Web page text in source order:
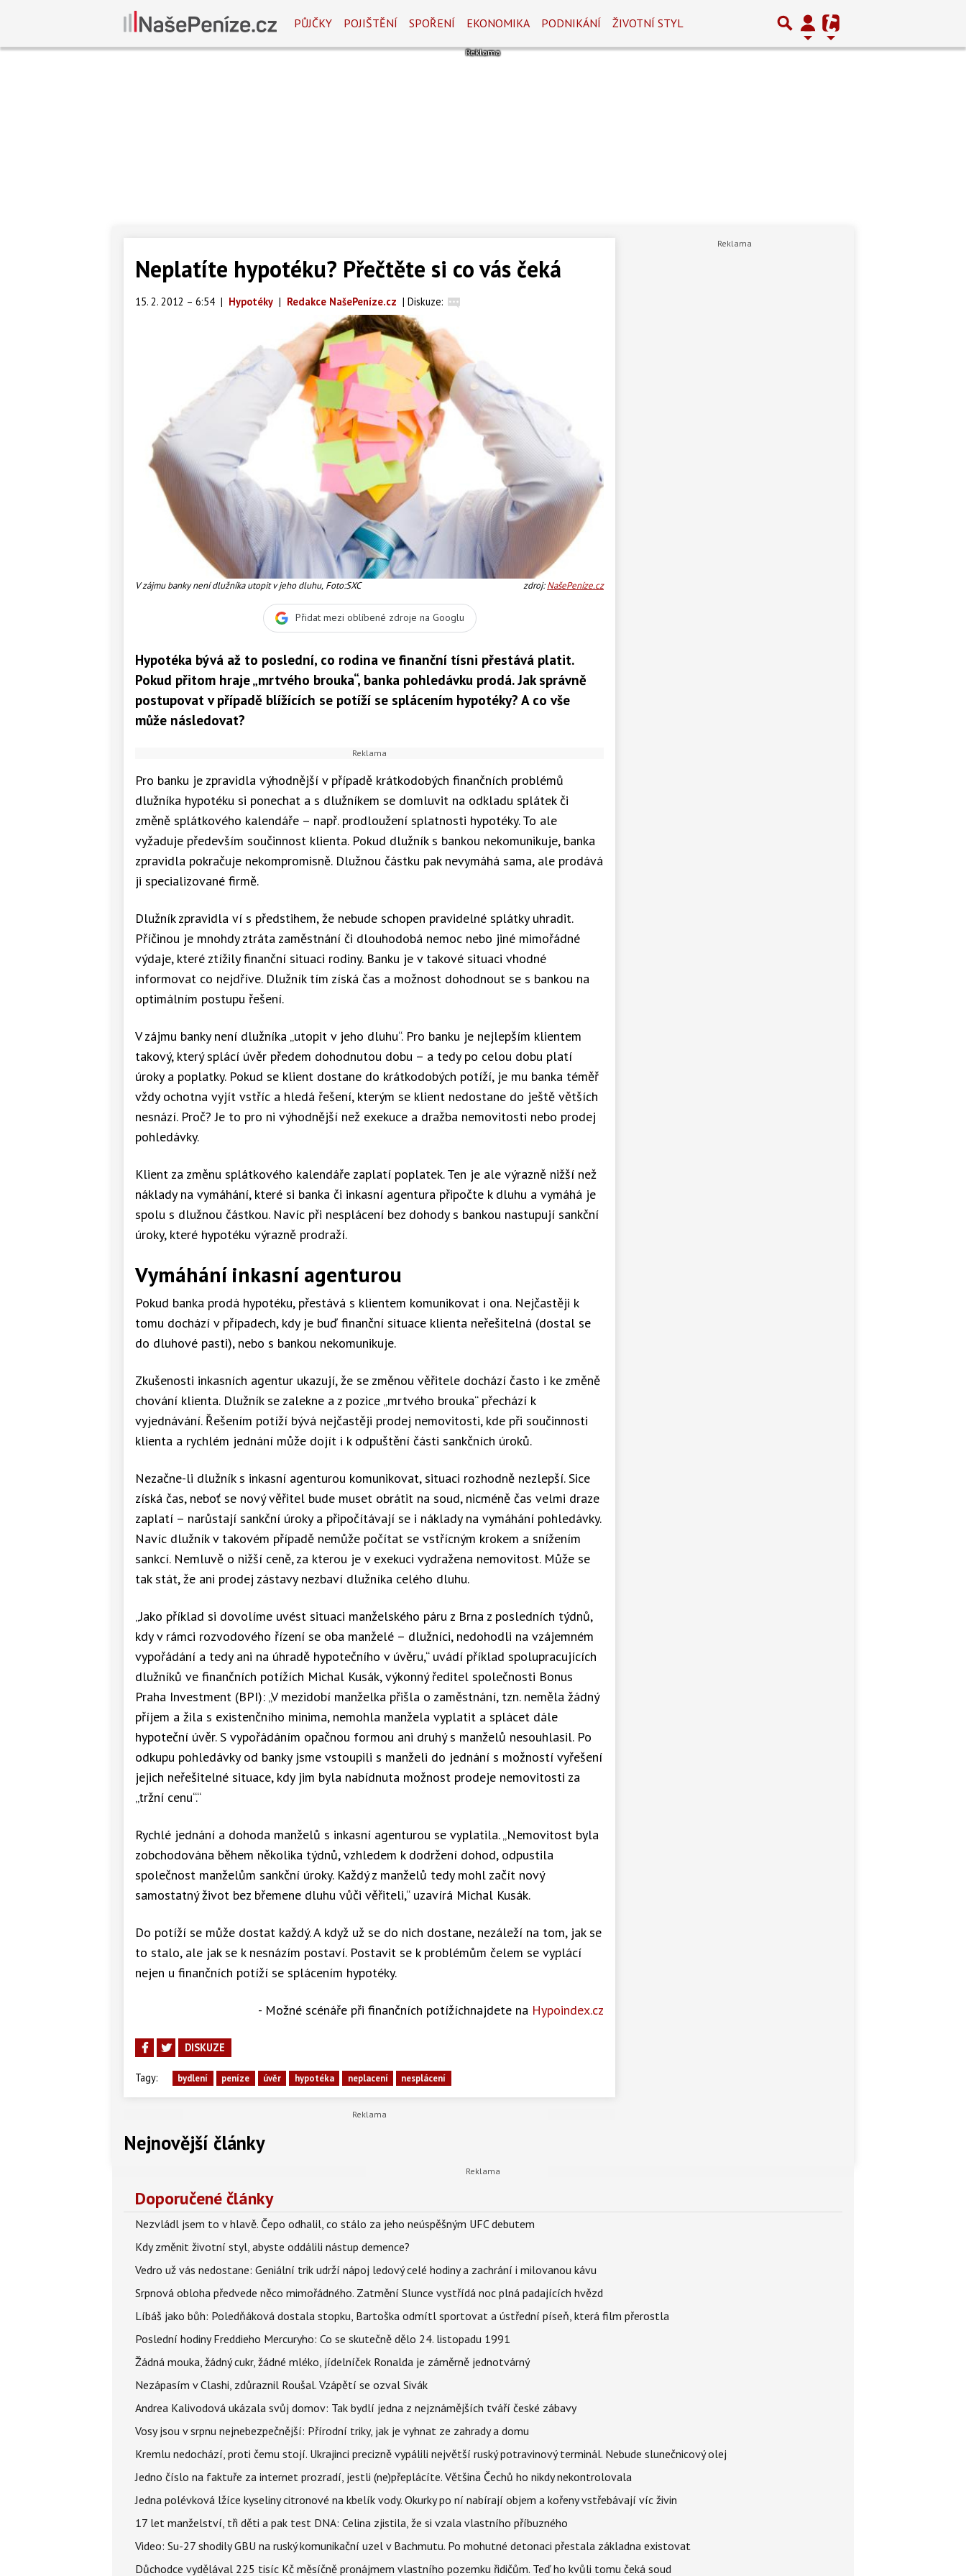
PŮJČKY POJIŠTĚNÍ SPOŘENÍ EKONOMIKA PODNIKÁNÍ ŽIVOTNÍ STYL
Neplatíte hypotéku? Přečtěte si co vás čeká
15. 2. 2012 – 6:54 | Hypotéky | Redakce NašePeníze.cz | Diskuze:
V zájmu banky není dlužníka utopit v jeho dluhu, Foto:SXC zdroj:NašePeníze.cz
Přidat mezi oblíbené zdroje na Googlu
Hypotéka bývá až to poslední, co rodina ve finanční tísni přestává platit.
Pokud přitom hraje „mrtvého brouka“, banka pohledávku prodá. Jak správně
postupovat v případě blížících se potíží se splácením hypotéky? A co vše
může následovat?
Pro banku je zpravidla výhodnější v případě krátkodobých finančních problémů
dlužníka hypotéku si ponechat a s dlužníkem se domluvit na odkladu splátek či
změně splátkového kalendáře – např. prodloužení splatnosti hypotéky. To ale
vyžaduje především součinnost klienta. Pokud dlužník s bankou nekomunikuje, banka
zpravidla pokračuje nekompromisně. Dlužnou částku pak nevymáhá sama, ale prodává
ji specializované firmě.
Dlužník zpravidla ví s předstihem, že nebude schopen pravidelné splátky uhradit.
Příčinou je mnohdy ztráta zaměstnání či dlouhodobá nemoc nebo jiné mimořádné
výdaje, které ztížily finanční situaci rodiny. Banku je v takové situaci vhodné
informovat co nejdříve. Dlužník tím získá čas a možnost dohodnout se s bankou na
optimálním postupu řešení.
V zájmu banky není dlužníka „utopit v jeho dluhu“. Pro banku je nejlepším klientem
takový, který splácí úvěr předem dohodnutou dobu – a tedy po celou dobu platí
úroky a poplatky. Pokud se klient dostane do krátkodobých potíží, je mu banka téměř
vždy ochotna vyjít vstříc a hledá řešení, kterým se klient nedostane do ještě větších
nesnází. Proč? Je to pro ni výhodnější než exekuce a dražba nemovitosti nebo prodej
pohledávky.
Klient za změnu splátkového kalendáře zaplatí poplatek. Ten je ale výrazně nižší než
náklady na vymáhání, které si banka či inkasní agentura připočte k dluhu a vymáhá je
spolu s dlužnou částkou. Navíc při nesplácení bez dohody s bankou nastupují sankční
úroky, které hypotéku výrazně prodraží.
Vymáhání inkasní agenturou
Pokud banka prodá hypotéku, přestává s klientem komunikovat i ona. Nejčastěji k
tomu dochází v případech, kdy je buď finanční situace klienta neřešitelná (dostal se
do dluhové pasti), nebo s bankou nekomunikuje.
Zkušenosti inkasních agentur ukazují, že se změnou věřitele dochází často i ke změně
chování klienta. Dlužník se zalekne a z pozice „mrtvého brouka“ přechází k
vyjednávání. Řešením potíží bývá nejčastěji prodej nemovitosti, kde při součinnosti
klienta a rychlém jednání může dojít i k odpuštění části sankčních úroků.
Nezačne-li dlužník s inkasní agenturou komunikovat, situaci rozhodně nezlepší. Sice
získá čas, neboť se nový věřitel bude muset obrátit na soud, nicméně čas velmi draze
zaplatí – narůstají sankční úroky a připočítávají se i náklady na vymáhání pohledávky.
Navíc dlužník v takovém případě nemůže počítat se vstřícným krokem a snížením
sankcí. Nemluvě o nižší ceně, za kterou je v exekuci vydražena nemovitost. Může se
tak stát, že ani prodej zástavy nezbaví dlužníka celého dluhu.
„Jako příklad si dovolíme uvést situaci manželského páru z Brna z posledních týdnů,
kdy v rámci rozvodového řízení se oba manželé – dlužníci, nedohodli na vzájemném
vypořádání a tedy ani na úhradě hypotečního v úvěru,“ uvádí příklad spolupracujících
dlužníků ve finančních potížích Michal Kusák, výkonný ředitel společnosti Bonus
Praha Investment (BPI): „V mezidobí manželka přišla o zaměstnání, tzn. neměla žádný
příjem a žila s existenčního minima, nemohla manžela vyplatit a splácet dále
hypoteční úvěr. S vypořádáním opačnou formou ani druhý s manželů nesouhlasil. Po
odkupu pohledávky od banky jsme vstoupili s manželi do jednání s možností vyřešení
jejich neřešitelné situace, kdy jim byla nabídnuta možnost prodeje nemovitosti za
„tržní cenu“.“
Rychlé jednání a dohoda manželů s inkasní agenturou se vyplatila. „Nemovitost byla
zobchodována během několika týdnů, vzhledem k dodržení dohod, odpustila
společnost manželům sankční úroky. Každý z manželů tedy mohl začít nový
samostatný život bez břemene dluhu vůči věřiteli,“ uzavírá Michal Kusák.
Do potíží se může dostat každý. A když už se do nich dostane, nezáleží na tom, jak se
to stalo, ale jak se k nesnázím postaví. Postavit se k problémům čelem se vyplácí
nejen u finančních potíží se splácením hypotéky.
- Možné scénáře při finančních potížíchnajdete na Hypoindex.cz
DISKUZE
Tagy: bydlení peníze úvěr hypotéka neplacení nesplácení
Nejnovější články
Doporučené články
Nezvládl jsem to v hlavě. Čepo odhalil, co stálo za jeho neúspěšným UFC debutem
Kdy změnit životní styl, abyste oddálili nástup demence?
Vedro už vás nedostane: Geniální trik udrží nápoj ledový celé hodiny a zachrání i milovanou kávu
Srpnová obloha předvede něco mimořádného. Zatmění Slunce vystřídá noc plná padajících hvězd
Líbáš jako bůh: Poledňáková dostala stopku, Bartoška odmítl sportovat a ústřední píseň, která film přerostla
Poslední hodiny Freddieho Mercuryho: Co se skutečně dělo 24. listopadu 1991
Žádná mouka, žádný cukr, žádné mléko, jídelníček Ronalda je záměrně jednotvárný
Nezápasím v Clashi, zdůraznil Roušal. Vzápětí se ozval Sivák
Andrea Kalivodová ukázala svůj domov: Tak bydlí jedna z nejznámějších tváří české zábavy
Vosy jsou v srpnu nejnebezpečnější: Přírodní triky, jak je vyhnat ze zahrady a domu
Kremlu nedochází, proti čemu stojí. Ukrajinci precizně vypálili největší ruský potravinový terminál. Nebude slunečnicový olej
Jedno číslo na faktuře za internet prozradí, jestli (ne)přeplácíte. Většina Čechů ho nikdy nekontrolovala
Jedna polévková lžíce kyseliny citronové na kbelík vody. Okurky po ní nabírají objem a kořeny vstřebávají víc živin
17 let manželství, tři děti a pak test DNA: Celina zjistila, že si vzala vlastního příbuzného
Video: Su-27 shodily GBU na ruský komunikační uzel v Bachmutu. Po mohutné detonaci přestala základna existovat
Důchodce vydělával 225 tisíc Kč měsíčně pronájmem vlastního pozemku řidičům. Teď ho kvůli tomu čeká soud